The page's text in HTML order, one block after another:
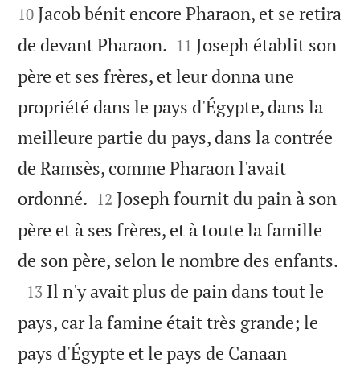
10 Jacob bénit encore Pharaon, et se retira
de devant Pharaon. 

11 Joseph établit son
père et ses frères, et leur donna une
propriété dans le pays d'Égypte, dans la
meilleure partie du pays, dans la contrée
de Ramsès, comme Pharaon l'avait
ordonné. 

12 Joseph fournit du pain à son
père et à ses frères, et à toute la famille
de son père, selon le nombre des enfants.

13 Il n'y avait plus de pain dans tout le
pays, car la famine était très grande; le
pays d'Égypte et le pays de Canaan